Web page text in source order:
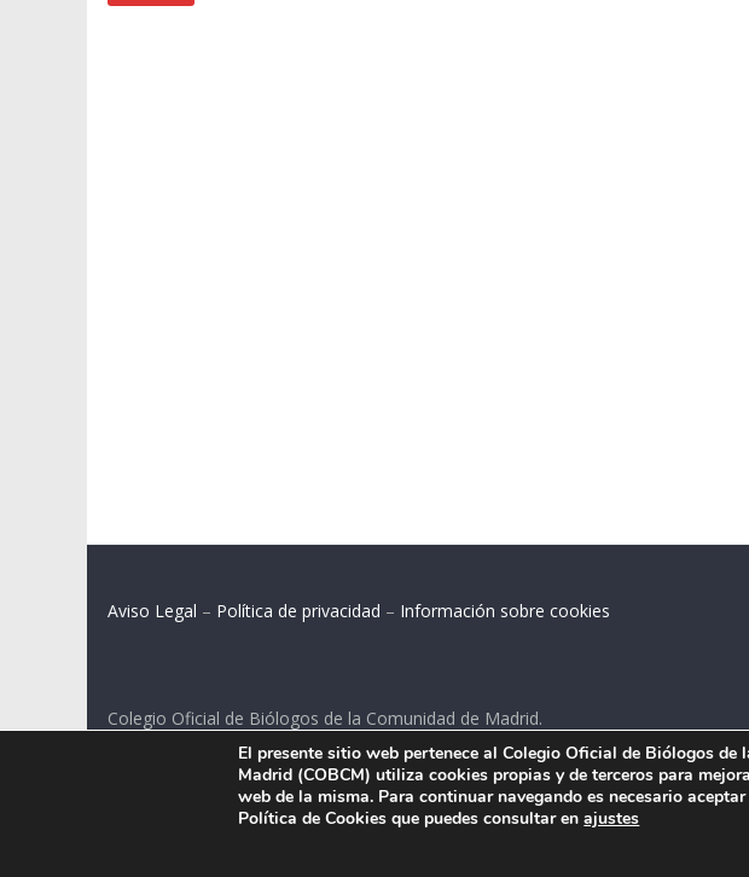
Aviso Legal – Política de privacidad – Información sobre cookies
Colegio Oficial de Biólogos de la Comunidad de Madrid.
C/ Santa Engracia 108, 2º int.izq. 28003 Madrid.
El presente sitio web pertenece al Colegio Oficial de Biólogos de
Madrid (COBCM) utiliza cookies propias y de terceros para
web de la misma. Para continuar navegando es necesario
Política de Cookies que puedes consultar enajustes